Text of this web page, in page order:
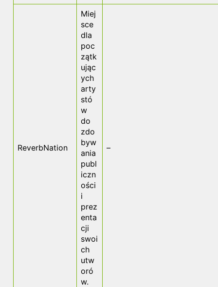
ReverbNation
Miej
sce
dla
poc
zątk
ując
ych
arty
stó
w
do
zdo
byw
ania
publ
iczn
ości
i
prez
enta
cji
swoi
ch
utw
oró
w.
–